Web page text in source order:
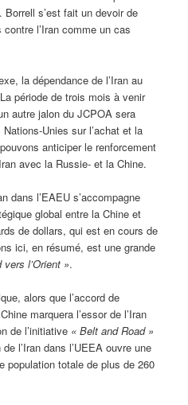
s’est fait un devoir de
l’Iran comme un cas
la dépendance de l’Iran au
période de trois mois à venir
autre jalon du JCPOA sera
Unies sur l’achat et la
anticiper le renforcement
avec la Russie- et la Chine.
dans l’EAEU s’accompagne
global entre la Chine et
de dollars, qui est en cours de
ici, en résumé, est une grande
vers l’Orient ».
alors que l’accord de
marquera l’essor de l’Iran
de l’initiative « Belt and Road »
l’Iran dans l’UEEA ouvre une
population totale de plus de 260